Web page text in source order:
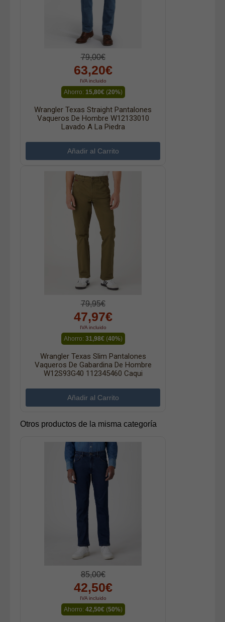
79,00€
63,20€
IVA incluido
Ahorro: 15,80€(20%)
Wrangler Texas Straight Pantalones
Vaqueros De Hombre W12133010
Lavado A La Piedra
79,95€
47,97€
IVA incluido
Ahorro: 31,98€(40%)
Wrangler Texas Slim Pantalones
Vaqueros De Gabardina De Hombre
W12S93G40 112345460 Caqui
Otros productos de la misma categoría
85,00€
42,50€
IVA incluido
Ahorro: 42,50€(50%)